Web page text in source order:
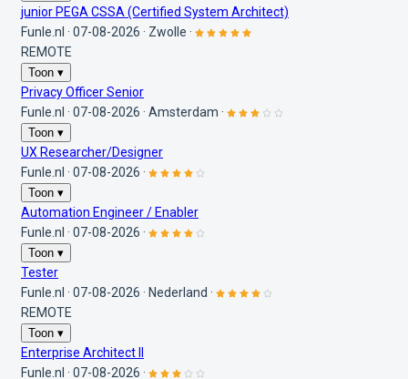
junior PEGA CSSA (Certified System Architect)
Funle.nl · 07-08-2026 · Zwolle ·
REMOTE
Toon ▾
Privacy Officer Senior
Funle.nl · 07-08-2026 · Amsterdam ·
Toon ▾
UX Researcher/Designer
Funle.nl · 07-08-2026 ·
Toon ▾
Automation Engineer / Enabler
Funle.nl · 07-08-2026 ·
Toon ▾
Tester
Funle.nl · 07-08-2026 · Nederland ·
REMOTE
Toon ▾
Enterprise Architect II
Funle.nl · 07-08-2026 ·